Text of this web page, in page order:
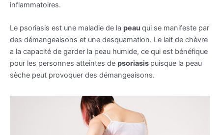
inflammatoires.
Le psoriasis est une maladie de la peauqui se manifeste par
des démangeaisons et une desquamation. Le lait de chèvre
a la capacité de garder la peau humide, ce qui est bénéfique
pour les personnes atteintes de psoriasis puisque la peau
sèche peut provoquer des démangeaisons.